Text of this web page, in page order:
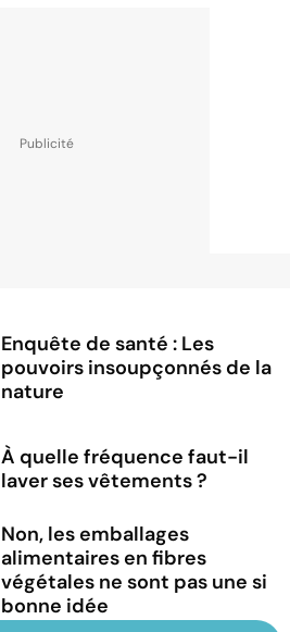
Enquête de santé : Les
pouvoirs insoupçonnés de la
nature
À quelle fréquence faut-il
laver ses vêtements ?
Non, les emballages
alimentaires en fibres
végétales ne sont pas une si
bonne idée